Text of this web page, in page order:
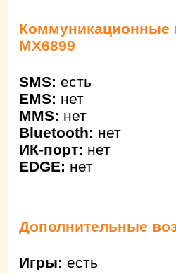
Коммуникационные
MX6899
SMS: есть
EMS: нет
MMS: нет
Bluetooth: нет
ИК-порт: нет
EDGE: нет
Дополнительные
Игры: есть